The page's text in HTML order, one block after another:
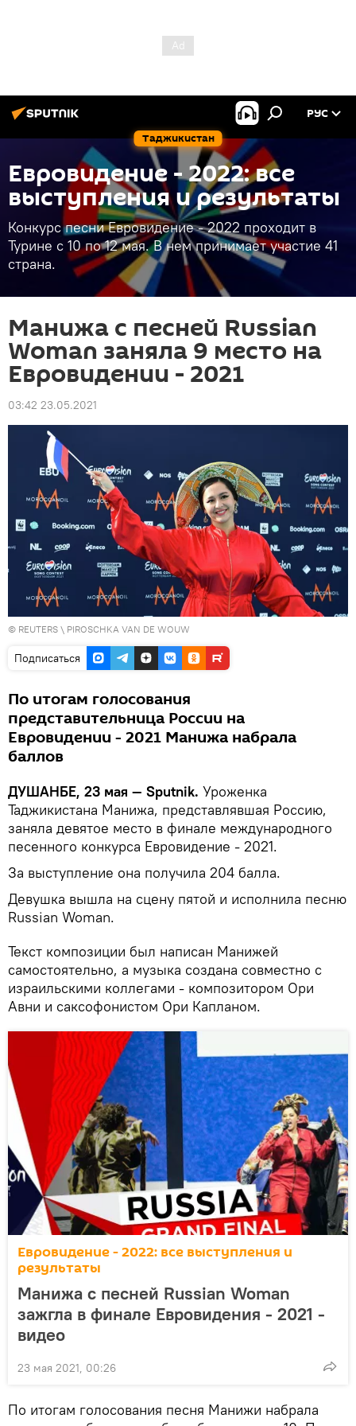
Таджикистан
РУС
Евровидение - 2022: все
выступления и результаты
Конкурс песни Евровидение - 2022 проходит в
Турине с 10 по 12 мая. В нем принимает участие 41
страна.
Манижа с песней Russian
Woman заняла 9 место на
Евровидении - 2021
03:42 23.05.2021
© REUTERS \ PIROSCHKA VAN DE WOUW
Подписаться
По итогам голосования
представительница России на
Евровидении - 2021 Манижа набрала
баллов
ДУШАНБЕ, 23 мая — Sputnik. Уроженка
Таджикистана Манижа, представлявшая Россию,
заняла девятое место в финале международного
песенного конкурса Евровидение - 2021.
За выступление она получила 204 балла.
Девушка вышла на сцену пятой и исполнила песню
Russian Woman.
Текст композиции был написан Манижей
самостоятельно, а музыка создана совместно с
израильскими коллегами - композитором Ори
Авни и саксофонистом Ори Капланом.
Евровидение - 2022: все выступления и
результаты
Манижа с песней Russian Woman
зажгла в финале Евровидения - 2021 -
видео
23 мая 2021, 00:26
По итогам голосования песня Манижи набрала